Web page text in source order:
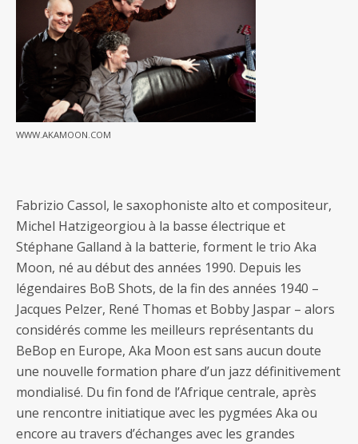
WWW.AKAMOON.COM
Fabrizio Cassol, le saxophoniste alto et compositeur,
Michel Hatzigeorgiou à la basse électrique et
Stéphane Galland à la batterie, forment le trio Aka
Moon, né au début des années 1990. Depuis les
légendaires BoB Shots, de la fin des années 1940 –
Jacques Pelzer, René Thomas et Bobby Jaspar – alors
considérés comme les meilleurs représentants du
BeBop en Europe, Aka Moon est sans aucun doute
une nouvelle formation phare d’un jazz définitivement
mondialisé. Du fin fond de l’Afrique centrale, après
une rencontre initiatique avec les pygmées Aka ou
encore au travers d’échanges avec les grandes